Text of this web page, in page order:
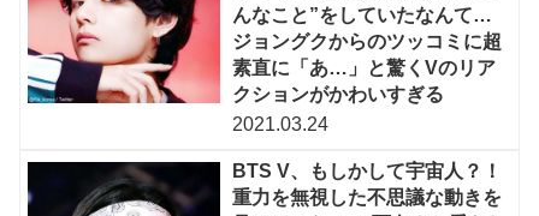
んなこと”をしていたなんて…
ジョングクからのツッコミに超
素直に「あ…」と驚くVのリア
クションがかわいすぎる
2021.03.24
BTS V、もしかして宇宙人？！
重力を無視した不思議な動きを